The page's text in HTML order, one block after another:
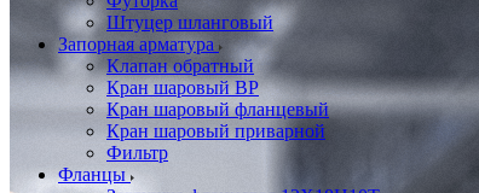
Штуцер шланговый
Запорная арматура
Клапан обратный
Кран шаровый ВР
Кран шаровый фланцевый
Кран шаровый приварной
Фильтр
Фланцы